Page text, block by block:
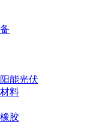
能光伏
料
胶